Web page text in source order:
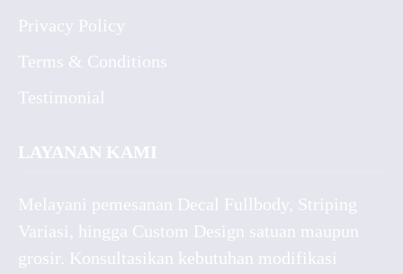
Privacy Policy
Terms & Conditions
Testimonial
LAYANAN KAMI
Melayani pemesanan Decal Fullbody, Striping
Variasi, hingga Custom Design satuan maupun
grosir. Konsultasikan kebutuhan modifikasi